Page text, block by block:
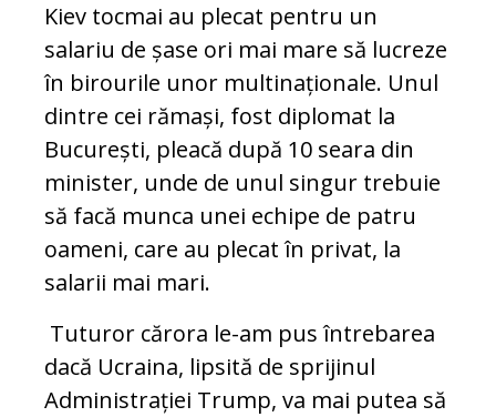
Kiev tocmai au plecat pentru un
salariu de șase ori mai mare să lucreze
în birourile unor multinaționale. Unul
dintre cei rămași, fost diplomat la
București, pleacă după 10 seara din
minister, unde de unul singur trebuie
să facă munca unei echipe de patru
oameni, care au plecat în privat, la
salarii mai mari.
Tuturor cărora le-am pus întrebarea
dacă Ucraina, lipsită de sprijinul
Administrației Trump, va mai putea să